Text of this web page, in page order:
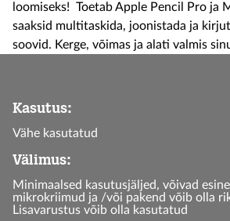
loomiseks! Toetab Apple Pencil Pro ja
saaksid multitaskida, joonistada ja
soovid. Kerge, võimas ja alati valmis
Kasutus:
Vähe kasutatud
Välimus:
Minimaalsed kasutusjäljed, võivad
mikrokriimud ja /või pakend võib olla
Lisavarustus võib olla kasutatud